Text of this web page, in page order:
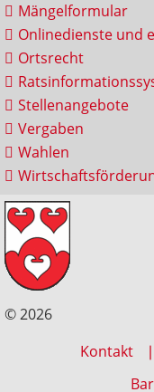
Mängelformular
Onlinedienste und
Ortsrecht
Stellenangebote
Vergaben
Wahlen
© 2026
Kontakt